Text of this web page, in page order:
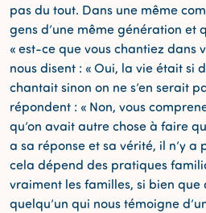
pas du tout. Dans une même
gens d’une même génération et
« est-ce que vous chantiez dans
nous disent : « Oui, la vie était si
chantait sinon on ne s’en serait
répondent : « Non, vous
qu’on avait autre chose à faire
a sa réponse et sa vérité, il n’y a
cela dépend des pratiques
vraiment les familles, si bien que
quelqu’un qui nous témoigne